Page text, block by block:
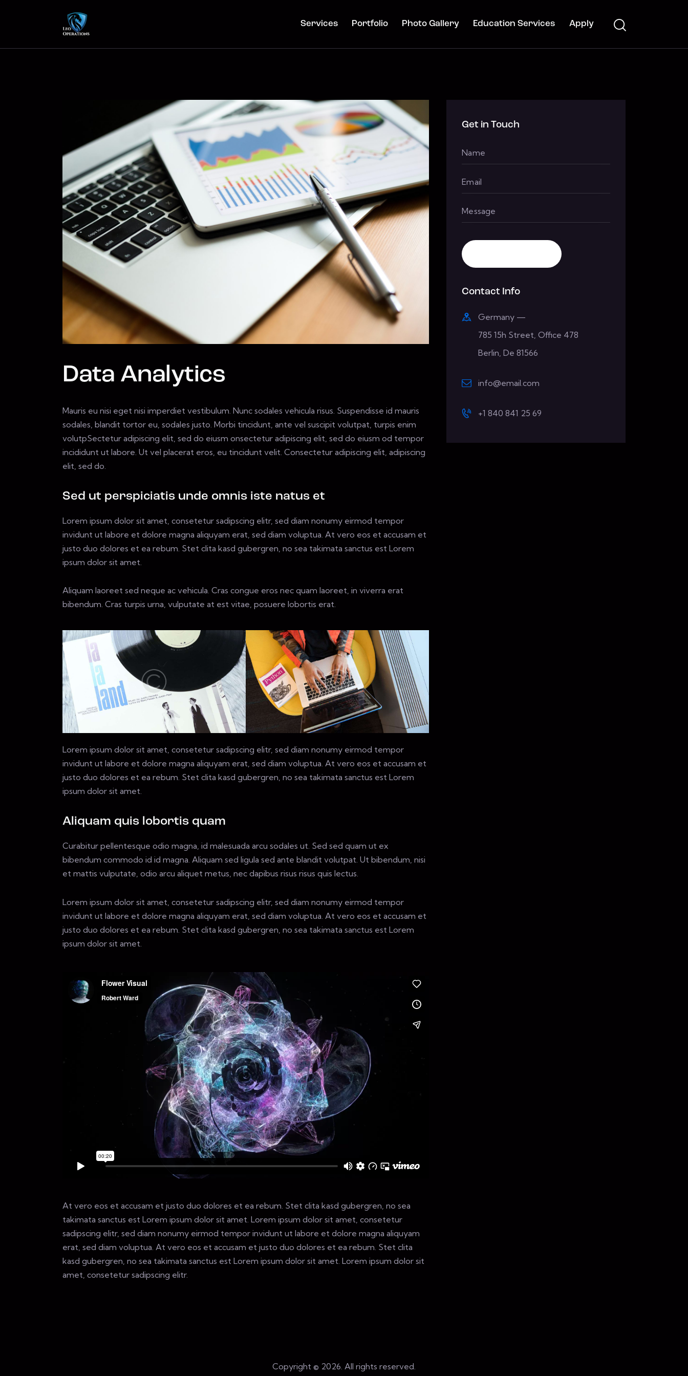
Services Portfolio Photo Gallery Education Services Apply
Data Analytics
Mauris eu nisi eget nisi imperdiet vestibulum. Nunc sodales vehicula risus. Suspendisse id mauris
sodales, blandit tortor eu, sodales justo. Morbi tincidunt, ante vel suscipit volutpat, turpis enim
volutpSectetur adipiscing elit, sed do eiusm onsectetur adipiscing elit, sed do eiusm od tempor
incididunt ut labore. Ut vel placerat eros, eu tincidunt velit. Consectetur adipiscing elit, adipiscing
elit, sed do.
Sed ut perspiciatis unde omnis iste natus et
Lorem ipsum dolor sit amet, consetetur sadipscing elitr, sed diam nonumy eirmod tempor
invidunt ut labore et dolore magna aliquyam erat, sed diam voluptua. At vero eos et accusam et
justo duo dolores et ea rebum. Stet clita kasd gubergren, no sea takimata sanctus est Lorem
ipsum dolor sit amet.
Aliquam laoreet sed neque ac vehicula. Cras congue eros nec quam laoreet, in viverra erat
bibendum. Cras turpis urna, vulputate at est vitae, posuere lobortis erat.
Lorem ipsum dolor sit amet, consetetur sadipscing elitr, sed diam nonumy eirmod tempor
invidunt ut labore et dolore magna aliquyam erat, sed diam voluptua. At vero eos et accusam et
justo duo dolores et ea rebum. Stet clita kasd gubergren, no sea takimata sanctus est Lorem
ipsum dolor sit amet.
Aliquam quis lobortis quam
Curabitur pellentesque odio magna, id malesuada arcu sodales ut. Sed sed quam ut ex
bibendum commodo id id magna. Aliquam sed ligula sed ante blandit volutpat. Ut bibendum, nisi
et mattis vulputate, odio arcu aliquet metus, nec dapibus risus risus quis lectus.
Lorem ipsum dolor sit amet, consetetur sadipscing elitr, sed diam nonumy eirmod tempor
invidunt ut labore et dolore magna aliquyam erat, sed diam voluptua. At vero eos et accusam et
justo duo dolores et ea rebum. Stet clita kasd gubergren, no sea takimata sanctus est Lorem
ipsum dolor sit amet.
At vero eos et accusam et justo duo dolores et ea rebum. Stet clita kasd gubergren, no sea
takimata sanctus est Lorem ipsum dolor sit amet. Lorem ipsum dolor sit amet, consetetur
sadipscing elitr, sed diam nonumy eirmod tempor invidunt ut labore et dolore magna aliquyam
erat, sed diam voluptua. At vero eos et accusam et justo duo dolores et ea rebum. Stet clita
kasd gubergren, no sea takimata sanctus est Lorem ipsum dolor sit amet. Lorem ipsum dolor sit
amet, consetetur sadipscing elitr.
Get in Touch
Contact Info
Germany —
785 15h Street, Office 478
Berlin, De 81566
info@email.com
+1 840 841 25 69
Copyright © 2026. All rights reserved.